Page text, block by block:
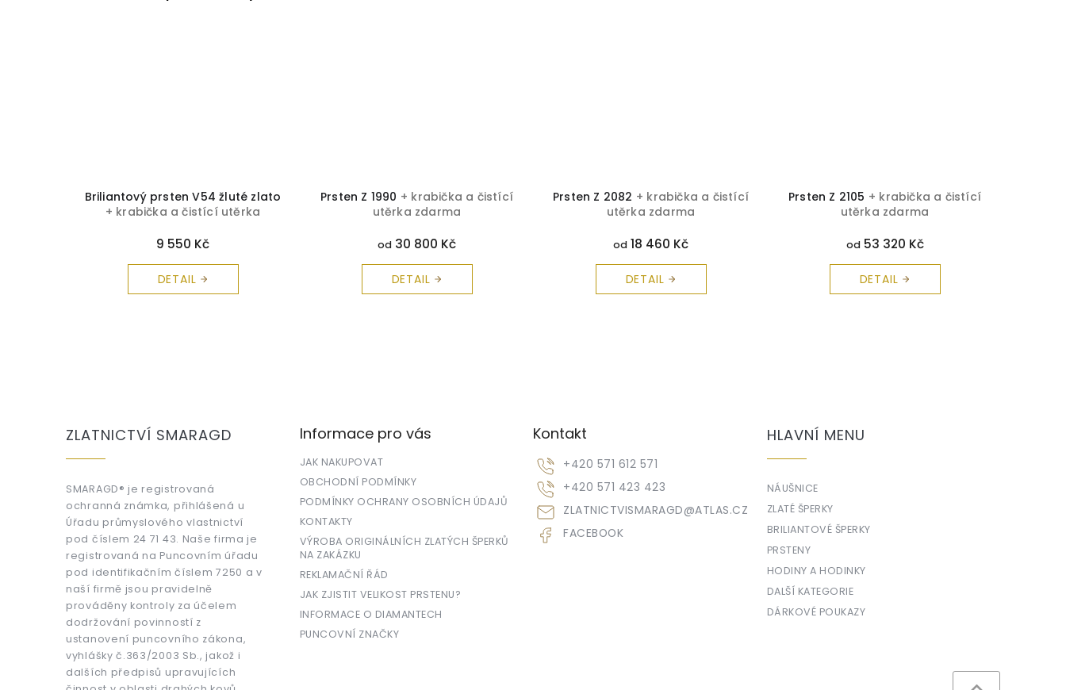
Briliantový prsten V54 žluté zlato
+ krabička a čistící utěrka
9 550 Kč
DETAIL
Prsten Z 1990 + krabička a čistící
utěrka zdarma
od 30 800 Kč
DETAIL
Prsten Z 2082 + krabička a čistící
utěrka zdarma
od 18 460 Kč
DETAIL
Prsten Z 2105 + krabička a čistící
utěrka zdarma
od53 320 Kč
DETAIL
ZLATNICTVÍ SMARAGD
SMARAGD® je registrovaná
ochranná známka, přihlášená u
Úřadu průmyslového vlastnictví
pod číslem 24 71 43. Naše firma je
registrovaná na Puncovním úřadu
pod identifikačním číslem 7250 a v
naší firmě jsou pravidelně
prováděny kontroly za účelem
dodržování povinností z
ustanovení puncovního zákona,
vyhlášky č.363/2003 Sb., jakož i
dalších předpisů upravujících
Informace pro vás
JAK NAKUPOVAT
OBCHODNÍ PODMÍNKY
PODMÍNKY OCHRANY OSOBNÍCH ÚDAJŮ
KONTAKTY
VÝROBA ORIGINÁLNÍCH ZLATÝCH ŠPERKŮ
NA ZAKÁZKU
REKLAMAČNÍ ŘÁD
JAK ZJISTIT VELIKOST PRSTENU?
INFORMACE O DIAMANTECH
PUNCOVNÍ ZNAČKY
Kontakt
ZLATNICTVISMARAGD@ATLAS.CZ
+420 571 612 571
+420 571 423 423
FACEBOOK
HLAVNÍ MENU
NÁUŠNICE
ZLATÉ ŠPERKY
BRILIANTOVÉ ŠPERKY
PRSTENY
HODINY A HODINKY
DALŠÍ KATEGORIE
DÁRKOVÉ POUKAZY